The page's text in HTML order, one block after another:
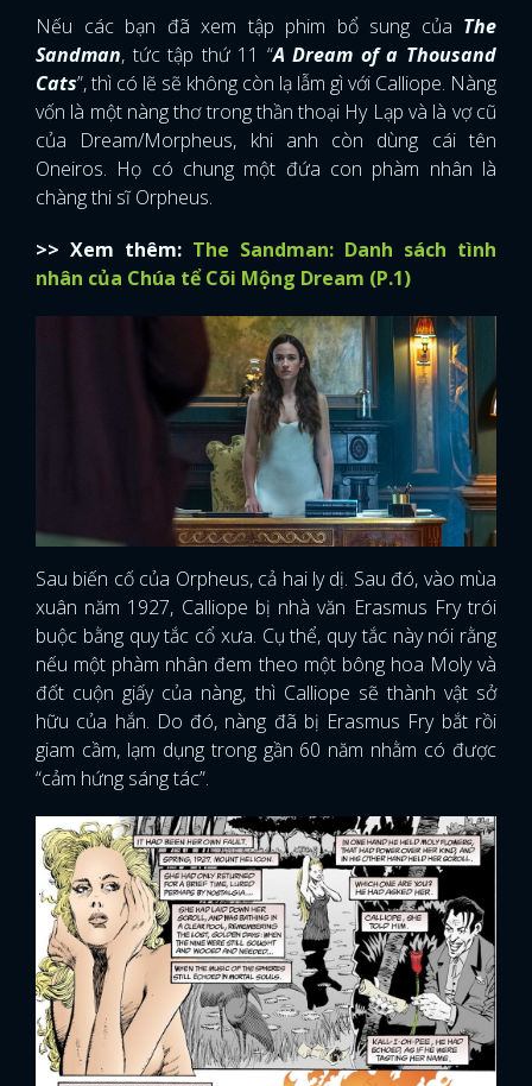
Nếu các bạn đã xem tập phim bổ sung của The
Sandman, tức tập thứ 11 “A Dream of a Thousand
Cats”, thì có lẽ sẽ không còn lạ lẫm gì với Calliope. Nàng
vốn là một nàng thơ trong thần thoại Hy Lạp và là vợ cũ
của Dream/Morpheus, khi anh còn dùng cái tên
Oneiros. Họ có chung một đứa con phàm nhân là
chàng thi sĩ Orpheus.
>> Xem thêm: The Sandman: Danh sách tình
nhân của Chúa tể Cõi Mộng Dream (P.1)
Sau biến cố của Orpheus, cả hai ly dị. Sau đó, vào mùa
xuân năm 1927, Calliope bị nhà văn Erasmus Fry trói
buộc bằng quy tắc cổ xưa. Cụ thể, quy tắc này nói rằng
nếu một phàm nhân đem theo một bông hoa Moly và
đốt cuộn giấy của nàng, thì Calliope sẽ thành vật sở
hữu của hắn. Do đó, nàng đã bị Erasmus Fry bắt rồi
giam cầm, lạm dụng trong gần 60 năm nhằm có được
“cảm hứng sáng tác”.